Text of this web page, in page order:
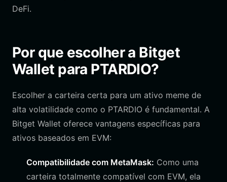
DeFi.
Por que escolher a Bitget
Wallet para PTARDIO?
Escolher a carteira certa para um ativo meme de
alta volatilidade como o PTARDIO é fundamental. A
Bitget Wallet oferece vantagens específicas para
ativos baseados em EVM:
Compatibilidade com MetaMask: Como uma
carteira totalmente compatível com EVM, ela